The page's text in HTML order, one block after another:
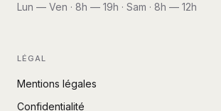
Lun — Ven · 8h — 19h · Sam · 8h — 12h
LÉGAL
Mentions légales
Confidentialité